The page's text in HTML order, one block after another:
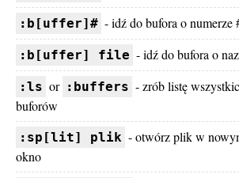
:b[uffer]# - idź do bufora o numerze
:b[uffer] file - idź do bufora o
:ls or :buffers - zrób listę
buforów
:sp[lit] plik - otwórz plik w
okno